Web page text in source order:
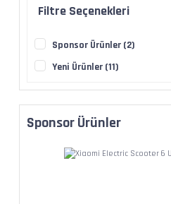
Filtre Seçenekleri
Sponsor Ürünler (2)
Yeni Ürünler (11)
Sponsor Ürünler